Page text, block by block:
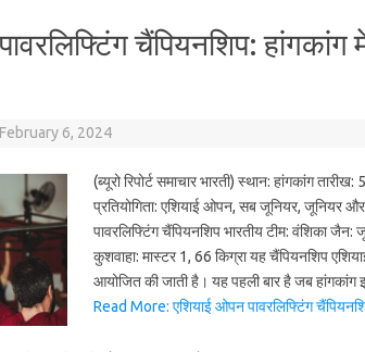
चैंपियनशिप:
February 6, 2024
(ब्यूरो रिपोर्ट समाचार भारती) स्थान: हांगकांग
प्रतियोगिता: एशियाई ओपन, सब जूनियर, जूनियर
पावरलिफ्टिंग चैंपियनशिप भारतीय टीम: वंशिका जैन:
कुशवाहा: मास्टर 1, 66 किग्रा यह चैंपियनशिप
आयोजित की जाती है। यह पहली बार है जब
Read More: एशियाई ओपन पावरलिफ्टिंग